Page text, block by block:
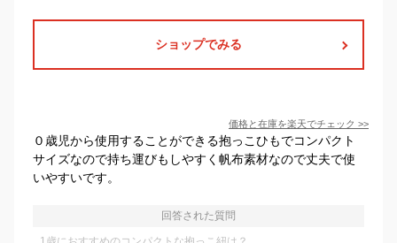
ショップでみる
価格と在庫を楽天でチェック >>
０歳児から使用することができる抱っこひもでコンパクト
サイズなので持ち運びもしやすく帆布素材なので丈夫で使
いやすいです。
回答された質問